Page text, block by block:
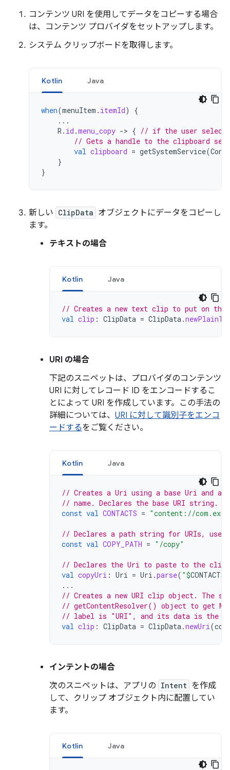
コンテンツ URI を使用してデータをコピーする場合
は、コンテンツ プロバイダをセットアップします。
システム クリップボードを取得します。
Kotlin Java
when(menuItem . itemId)
{
...
R . id .menu_copy -> { // if the user selects
// Gets a handle to the clipboard
val clipboard = getSystemService(
}
}
新しい ClipData オブジェクトにデータをコピーし
ます。
テキストの場合
Kotlin Java
// Creates a new text clip to put on the
val clip : ClipData = ClipData.
URI の場合
下記のスニペットは、プロバイダのコンテンツ
URI に対してレコード ID をエンコードするこ
とによって URI を作成しています。この手法の
詳細については、 URI に対して識別子をエンコ
ードするをご覧ください。
Kotlin Java
// Creates a Uri using a base Uri and a
// name. Declares the base URI string.
const val CONTACTS = "content://
// Declares a path string for URIs, used
const val COPY_PATH = "/copy"
// Declares the Uri to paste to the
val copyUri : Uri = Uri .parse( "$CONTACTS
...
// Creates a new URI clip object. The
// getContentResolver() object to get
// label is "URI", and its data is the
val clip : ClipData = ClipData.newUri(
インテントの場合
次のスニペットは、アプリの Intent を作成
して、クリップ オブジェクト内に配置してい
ます。
Kotlin Java